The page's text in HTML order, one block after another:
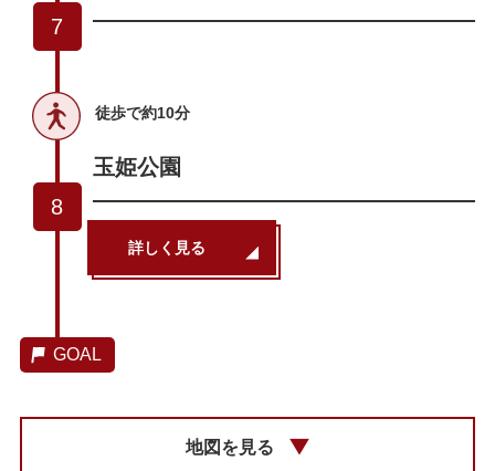
7
徒歩で約10分
8
玉姫公園
詳しく見る
GOAL
地図を見る